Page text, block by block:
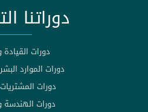
دوراتنا
دورات القيادة
دورات الموارد
دورات
دورات الهندسة